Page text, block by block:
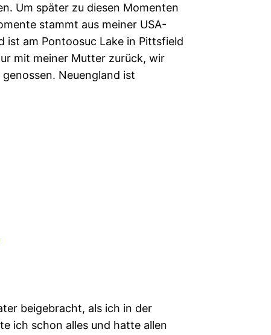
Um später zu diesen Momenten
stammt aus meiner USA-
ist am Pontoosuc Lake in Pittsfield
mit meiner Mutter zurück, wir
Neuengland ist
beigebracht, als ich in der
ich schon alles und hatte allen